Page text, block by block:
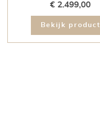
€ 2.499,00
Bekijk product